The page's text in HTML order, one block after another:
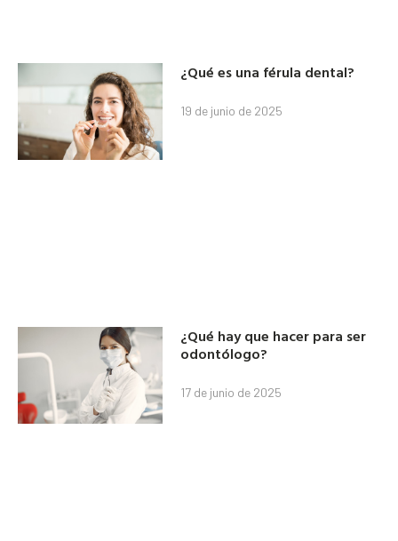
¿Qué es una férula dental?
19 de junio de 2025
¿Qué hay que hacer para ser
odontólogo?
17 de junio de 2025